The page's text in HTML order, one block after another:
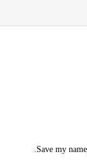
Save my